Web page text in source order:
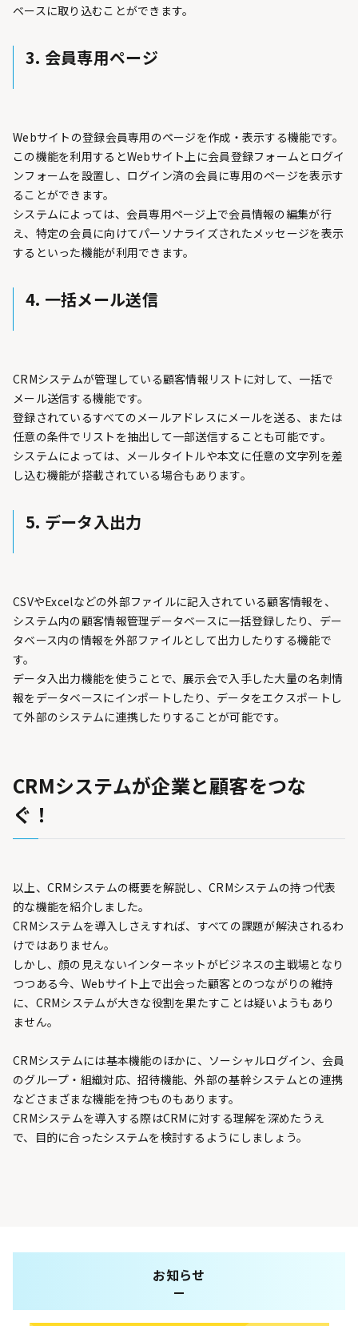
ベースに取り込むことができます。
3. 会員専用ページ
Webサイトの登録会員専用のページを作成・表示する機能です。
この機能を利用するとWebサイト上に会員登録フォームとログイ
ンフォームを設置し、ログイン済の会員に専用のページを表示す
ることができます。
システムによっては、会員専用ページ上で会員情報の編集が行
え、特定の会員に向けてパーソナライズされたメッセージを表示
するといった機能が利用できます。
4. 一括メール送信
CRMシステムが管理している顧客情報リストに対して、一括で
メール送信する機能です。
登録されているすべてのメールアドレスにメールを送る、または
任意の条件でリストを抽出して一部送信することも可能です。
システムによっては、メールタイトルや本文に任意の文字列を差
し込む機能が搭載されている場合もあります。
5. データ入出力
CSVやExcelなどの外部ファイルに記入されている顧客情報を、
システム内の顧客情報管理データベースに一括登録したり、デー
タベース内の情報を外部ファイルとして出力したりする機能で
す。
データ入出力機能を使うことで、展示会で入手した大量の名刺情
報をデータベースにインポートしたり、データをエクスポートし
て外部のシステムに連携したりすることが可能です。
CRMシステムが企業と顧客をつな
ぐ！
以上、CRMシステムの概要を解説し、CRMシステムの持つ代表
的な機能を紹介しました。
CRMシステムを導入しさえすれば、すべての課題が解決されるわ
けではありません。
しかし、顔の見えないインターネットがビジネスの主戦場となり
つつある今、Webサイト上で出会った顧客とのつながりの維持
に、CRMシステムが大きな役割を果たすことは疑いようもあり
ません。
CRMシステムには基本機能のほかに、ソーシャルログイン、会員
のグループ・組織対応、招待機能、外部の基幹システムとの連携
などさまざまな機能を持つものもあります。
CRMシステムを導入する際はCRMに対する理解を深めたうえ
で、目的に合ったシステムを検討するようにしましょう。
お知らせ